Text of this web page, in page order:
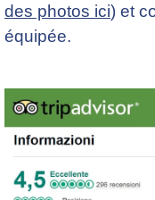
des photos ici) et
équipée.